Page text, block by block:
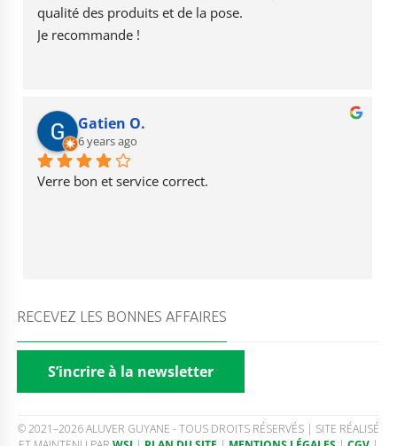
k
qualité des produits et de la pose.
Je recommande !
Gatien O.
6 years ago
Verre bon et service correct.
RECEVEZ LES BONNES AFFAIRES
S’incrire à la newsletter
© 2021–2026 ALUVER GUYANE - TOUS DROITS RÉSERVÉS | SITE RÉALISÉ